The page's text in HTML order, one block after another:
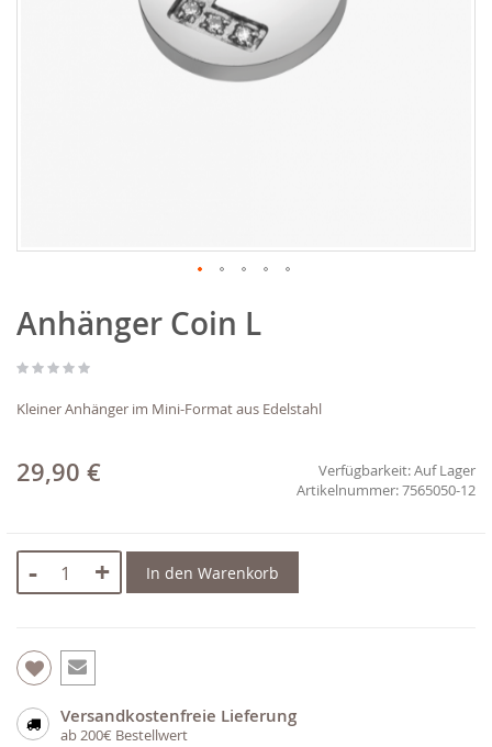
Anfang
der
springen
Anhänger Coin L
Kleiner Anhänger im Mini-Format aus Edelstahl
29,90 € Verfügbarkeit:Auf Lager
7565050-12
- + In den Warenkorb
Versandkostenfreie Lieferung
ab 200€ Bestellwert